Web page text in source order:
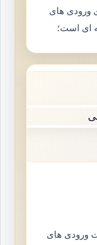
ورودی های
ای است؛
ورودی های